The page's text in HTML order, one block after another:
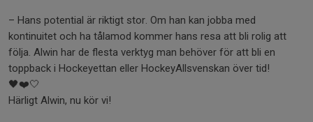
– Hans potential är riktigt stor. Om han kan jobba med
kontinuitet och ha tålamod kommer hans resa att bli rolig att
följa. Alwin har de flesta verktyg man behöver för att bli en
toppback i Hockeyettan eller HockeyAllsvenskan över tid!
🖤❤️🤍
Härligt Alwin, nu kör vi!